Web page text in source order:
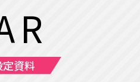
定資料